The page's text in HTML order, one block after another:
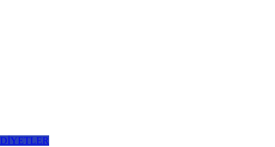
DİYETLER